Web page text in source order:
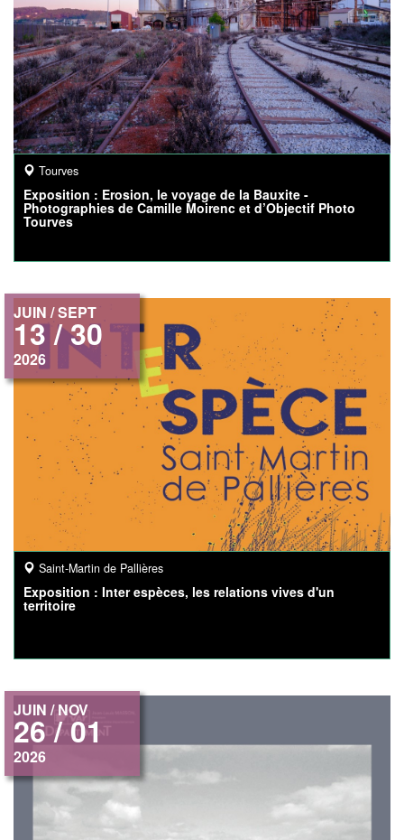
Tourves
Exposition : Erosion, le voyage de la Bauxite -
Photographies de Camille Moirenc et d’Objectif Photo
Tourves
JUIN / SEPT
13 / 30
2026
Saint-Martin de Pallières
Exposition : Inter espèces, les relations vives d'un
territoire
JUIN / NOV
26 / 01
2026